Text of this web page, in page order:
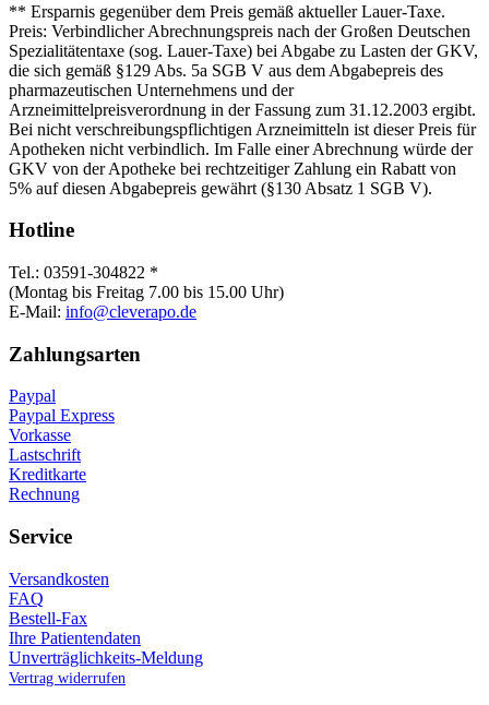
** Ersparnis gegenüber dem Preis gemäß aktueller Lauer-Taxe.
Preis: Verbindlicher Abrechnungspreis nach der Großen Deutschen
Spezialitätentaxe (sog. Lauer-Taxe) bei Abgabe zu Lasten der GKV,
die sich gemäß §129 Abs. 5a SGB V aus dem Abgabepreis des
pharmazeutischen Unternehmens und der
Arzneimittelpreisverordnung in der Fassung zum 31.12.2003 ergibt.
Bei nicht verschreibungspflichtigen Arzneimitteln ist dieser Preis für
Apotheken nicht verbindlich. Im Falle einer Abrechnung würde der
GKV von der Apotheke bei rechtzeitiger Zahlung ein Rabatt von
5% auf diesen Abgabepreis gewährt (§130 Absatz 1 SGB V).
Hotline
Tel.: 03591-304822 *
(Montag bis Freitag 7.00 bis 15.00 Uhr)
E-Mail: info@cleverapo.de
Zahlungsarten
Paypal
Paypal Express
Vorkasse
Lastschrift
Kreditkarte
Rechnung
Service
Versandkosten
FAQ
Bestell-Fax
Ihre Patientendaten
Unverträglichkeits-Meldung
Vertrag widerrufen